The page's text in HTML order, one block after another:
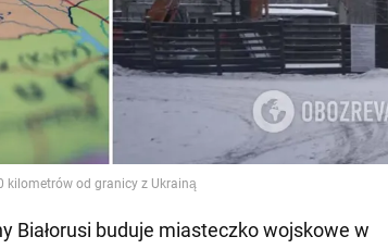
kilometrów od granicy z Ukrainą
Białorusi buduje miasteczko wojskowe w